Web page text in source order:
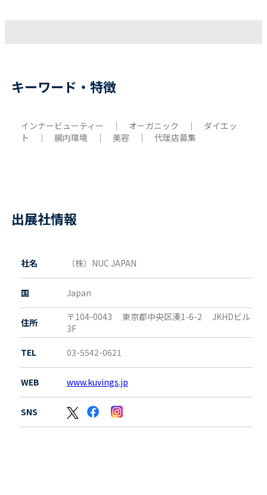
キーワード・特徴
インナービューティー ｜ オーガニック ｜ ダイエッ
ト ｜ 腸内環境 ｜ 美容 ｜ 代理店募集
出展社情報
社名 （株）NUC JAPAN
国 Japan
住所 〒104-0043 東京都中央区湊1-6-2 JKHDビル
3F
TEL
03-5542-0621
WEB www.kuvings.jp
SNS